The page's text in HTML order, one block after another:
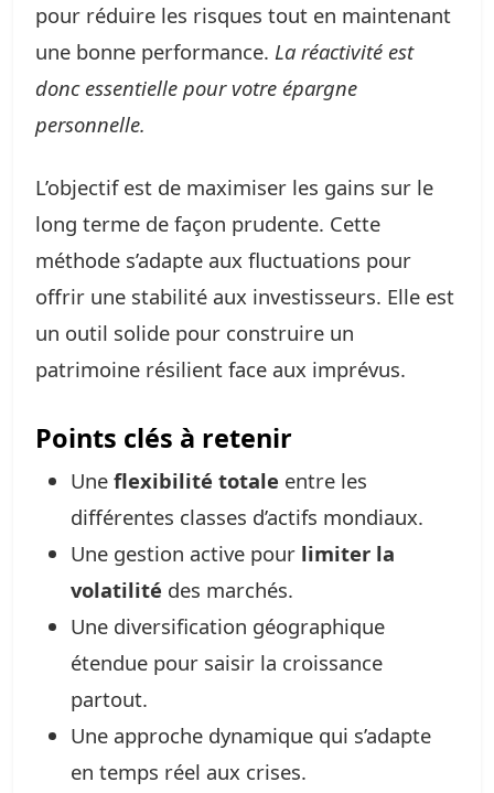
pour réduire les risques tout en maintenant
une bonne performance. La réactivité est
donc essentielle pour votre épargne
personnelle.
L’objectif est de maximiser les gains sur le
long terme de façon prudente. Cette
méthode s’adapte aux fluctuations pour
offrir une stabilité aux investisseurs. Elle est
un outil solide pour construire un
patrimoine résilient face aux imprévus.
Points clés à retenir
Une flexibilité totale entre les
différentes classes d’actifs mondiaux.
Une gestion active pour limiter la
volatilité des marchés.
Une diversification géographique
étendue pour saisir la croissance
partout.
Une approche dynamique qui s’adapte
en temps réel aux crises.